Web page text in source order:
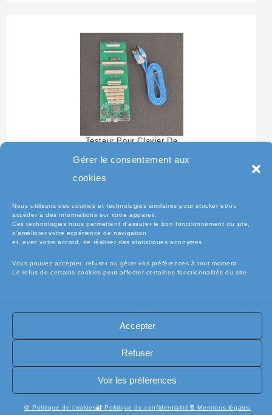
Gérer le consentement aux
cookies
Nous utilisons des cookies et technologies similaires pour stocker et/ou
accéder à des informations sur votre appareil.
Ces technologies nous permettent d’assurer le bon fonctionnement du site,
d’améliorer votre expérience de navigation
et, avec votre accord, de réaliser des statistiques anonymes.
Vous pouvez accepter, refuser ou gérer vos préférences à tout moment.
Le refus de certains cookies peut affecter certaines fonctionnalités du site.
Accepter
Refuser
Voir les préférences
🍪 Politique de cookies🔐 Politique de confidentialité 🧾 Mentions légales
Testeur Pour Clavier De
🧾Conditions Générales de Vente (CGV)
🧾 Mentions légales
🔐 Politique de confidentialité
🔐 Exercer mes droits RGPD
🍪 Politique de cookies (UE)
📦Livraisons et retours
🛡️ Assurance casse / perte
Copyright [electro-pieces-occase.fr]